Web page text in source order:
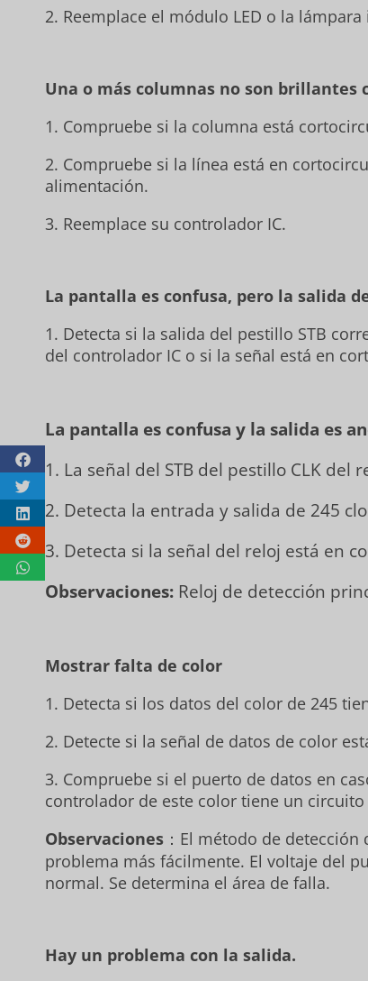
2. Reemplace el módulo LED o la
Una o más columnas no son
1. Compruebe si la columna está
2. Compruebe si la línea está en
alimentación.
3. Reemplace su controlador IC.
La pantalla es confusa, pero la salida
1. Detecta si la salida del pestillo STB
del controlador IC o si la señal está en
La pantalla es confusa y la salida es
1. La señal del STB del pestillo CLK del
2. Detecta la entrada y salida de 245
3. Detecta si la señal del reloj está en
Observaciones: Reloj de detección
Mostrar falta de color
1. Detecta si los datos del color de 245
2. Detecte si la señal de datos de color
3. Compruebe si el puerto de datos en
controlador de este color tiene un
Observaciones ：El método de
problema más fácilmente. El voltaje del
normal. Se determina el área de falla.
Hay un problema con la salida.